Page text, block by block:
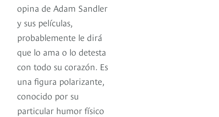
opina de Adam Sandler
y sus películas,
probablemente le dirá
que lo ama o lo detesta
con todo su corazón. Es
una figura polarizante,
conocido por su
particular humor físico